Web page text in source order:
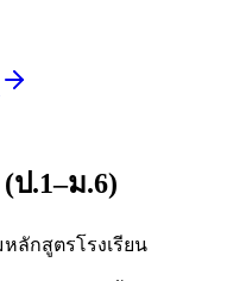
ป.1–ม.6)
ลักสูตรโรงเรียน